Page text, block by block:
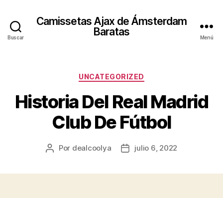
Buscar
Camissetas Ajax de Ámsterdam
Baratas
Menú
Categorías
UNCATEGORIZED
Historia Del Real Madrid
Club De Fútbol
Autor
Por dealcoolya
Fechajulio 6, 2022